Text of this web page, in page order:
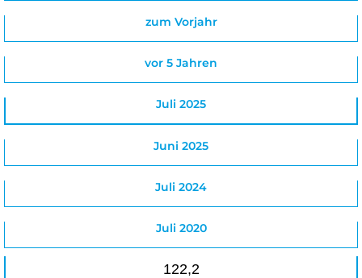
zum Vorjahr
vor 5 Jahren
Juli 2025
Juni 2025
Juli 2024
Juli 2020
122,2